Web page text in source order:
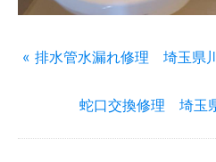
« 排水管水漏れ修理 埼玉県
蛇口交換修理 埼玉